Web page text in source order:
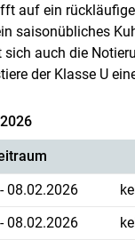
auf ein
saisonübliches
auch die
der Klasse U
08.02.2026
08.02.2026